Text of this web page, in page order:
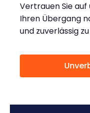
Vertrauen Sie auf
Ihren Übergang
und zuverlässig